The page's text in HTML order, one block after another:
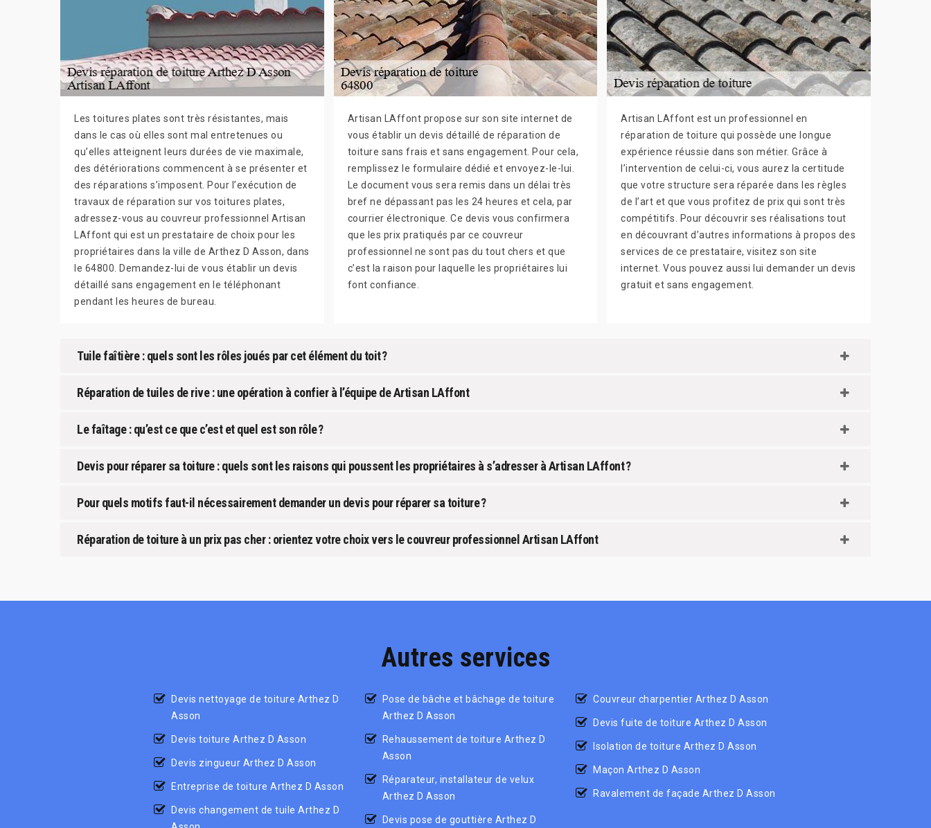
Les toitures plates sont très résistantes, mais
dans le cas où elles sont mal entretenues ou
qu’elles atteignent leurs durées de vie maximale,
des détériorations commencent à se présenter et
des réparations s’imposent. Pour l’exécution de
travaux de réparation sur vos toitures plates,
adressez-vous au couvreur professionnel Artisan
LAffont qui est un prestataire de choix pour les
propriétaires dans la ville de Arthez D Asson, dans
le 64800. Demandez-lui de vous établir un devis
détaillé sans engagement en le téléphonant
pendant les heures de bureau.
Artisan LAffont propose sur son site internet de
vous établir un devis détaillé de réparation de
toiture sans frais et sans engagement. Pour cela,
remplissez le formulaire dédié et envoyez-le-lui.
Le document vous sera remis dans un délai très
bref ne dépassant pas les 24 heures et cela, par
courrier électronique. Ce devis vous confirmera
que les prix pratiqués par ce couvreur
professionnel ne sont pas du tout chers et que
c’est la raison pour laquelle les propriétaires lui
font confiance.
Artisan LAffont est un professionnel en
réparation de toiture qui possède une longue
expérience réussie dans son métier. Grâce à
l’intervention de celui-ci, vous aurez la certitude
que votre structure sera réparée dans les règles
de l’art et que vous profitez de prix qui sont très
compétitifs. Pour découvrir ses réalisations tout
en découvrant d’autres informations à propos des
services de ce prestataire, visitez son site
internet. Vous pouvez aussi lui demander un devis
gratuit et sans engagement.
Tuile faîtière : quels sont les rôles joués par cet élément du toit ?
Réparation de tuiles de rive : une opération à confier à l’équipe de Artisan LAffont
Le faîtage : qu’est ce que c’est et quel est son rôle ?
Devis pour réparer sa toiture : quels sont les raisons qui poussent les propriétaires à s’adresser à Artisan LAffont ?
Pour quels motifs faut-il nécessairement demander un devis pour réparer sa toiture ?
Réparation de toiture à un prix pas cher : orientez votre choix vers le couvreur professionnel Artisan LAffont
Autres services
Devis nettoyage de toiture Arthez D
Asson
Devis toiture Arthez D Asson
Devis zingueur Arthez D Asson
Entreprise de toiture Arthez D Asson
Devis changement de tuile Arthez D
Pose de bâche et bâchage de toiture
Arthez D Asson
Rehaussement de toiture Arthez D
Asson
Réparateur, installateur de velux
Arthez D Asson
Devis pose de gouttière Arthez D
Couvreur charpentier Arthez D Asson
Devis fuite de toiture Arthez D Asson
Isolation de toiture Arthez D Asson
Maçon Arthez D Asson
Ravalement de façade Arthez D Asson